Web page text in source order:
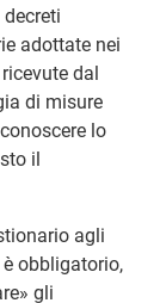
adottate nei
dal
di misure
lo
il
agli
obbligatorio,
gli